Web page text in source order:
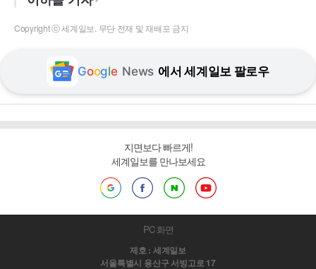
Copyright ⓒ 세계일보. 무단 전재 및 재배포 금지
Google News 에서 세계일보 팔로우
지면보다 빠르게!
세계일보를 만나보세요
PC 화면
제호 : 세계일보
서울특별시 용산구 서빙고로 17